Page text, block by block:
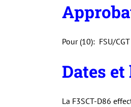
Pour (10): FSU/
Dates
La F3SCT-D86